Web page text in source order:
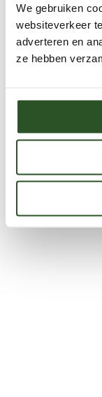
We gebruiken
websiteverkeer
adverteren en
ze hebben